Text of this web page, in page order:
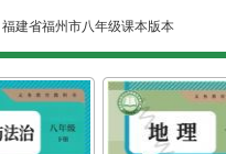
福建省福州市八年级课本版本